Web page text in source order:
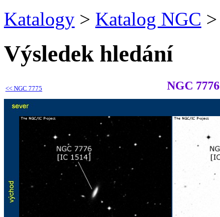
Katalogy > Katalog NGC >
Výsledek hledání
<< NGC 7775 NGC 7776